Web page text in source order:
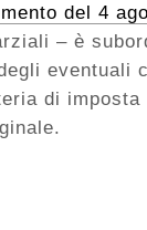
del 4
– è
eventuali
di